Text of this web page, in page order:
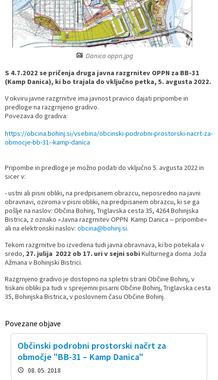
Danica oppn.jpg
S 4.7.2022 se pričenja druga javna razgrnitev OPPN za BB-31
(Kamp Danica), ki bo trajala do vključno petka, 5. avgusta 2022.
V okviru javne razgrnitve ima javnost pravico dajati pripombe in
predloge na razgrnjeno gradivo.
Povezava do gradiva:
https://obcina.bohinj.si/vsebina/obcinski-podrobni-prostorski-nacrt-za-
obmocje-bb-31--kamp-danica
Pripombe in predloge je možno podati do vključno 5. avgusta 2022 in
sicer v:
- ustni ali pisni obliki, na predpisanem obrazcu, neposredno na javni
obravnavi, oziroma v pisni obliki, na predpisanem obrazcu, ki se ga
pošlje na naslov: Občina Bohinj, Triglavska cesta 35, 4264 Bohinjska
Bistrica, z oznako »Javna razgrnitev OPPN Kamp Danica ‒ pripombe«
ali na elektronski naslov: obcina@bohinj.si.
Tekom razgrnitve bo izvedena tudi javna obravnava, ki bo potekala v
sredo, 27. julija 2022 ob 17. uri v sejni sobiKulturnega doma Joža
Ažmana v Bohinjski Bistrici.
Razgrnjeno gradivo je dostopno na spletni strani Občine Bohinj, v
tiskani obliki pa tudi v sprejemni pisarni Občine Bohinj, Triglavska cesta
35, Bohinjska Bistrica, v poslovnem času Občine Bohinj.
Povezane objave
Občinski podrobni prostorski načrt za
območje "BB-31 – Kamp Danica"
08. 05. 2018
Prostorski dokumenti
Proračunski dokumenti
Skupna občinska uprava
Civilna zaščita in požarna varnost
Kontakt
Pogosta vprašanja
Lokacije defibrilatorjev
Merilniki hitrosti
Hišna in ledinska imena